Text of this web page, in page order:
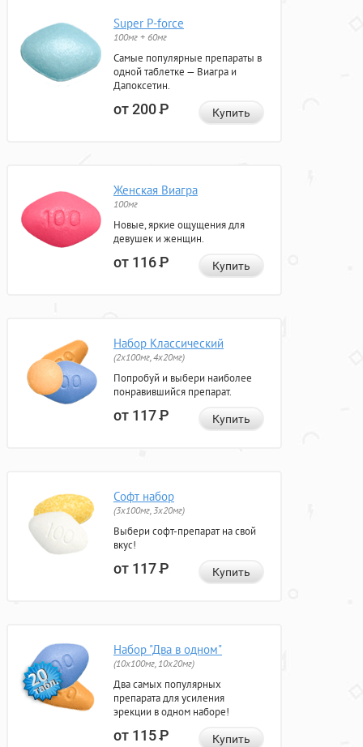
Super P-force
100мг + 60мг
Самые популярные препараты в
одной таблетке — Виагра и
Дапоксетин.
от 200Р Купить
Женская Виагра
100мг
Новые, яркие ощущения для
девушек и женщин.
от 116Р Купить
Набор Классический
(2x100мг, 4x20мг)
Попробуй и выбери наиболее
понравившийся препарат.
от 117Р Купить
Софт набор
(3x100мг, 3x20мг)
Выбери софт-препарат на свой
вкус!
от 117Р Купить
Набор "Два в одном"
(10x100мг, 10x20мг)
Два самых популярных
препарата для усиления
эрекции в одном наборе!
от 115Р Купить